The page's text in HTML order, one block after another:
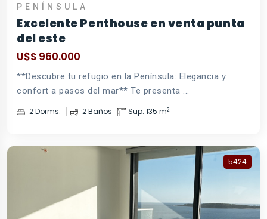
PENÍNSULA
Excelente Penthouse en venta punta
del este
U$S 960.000
**Descubre tu refugio en la Península: Elegancia y
confort a pasos del mar** Te presenta ...
2 Dorms. 2 Baños Sup. 135 m2
5424